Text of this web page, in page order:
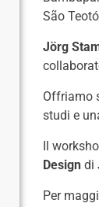
São
Jörg
Offriamo
studi e
Il
Designdi
Per